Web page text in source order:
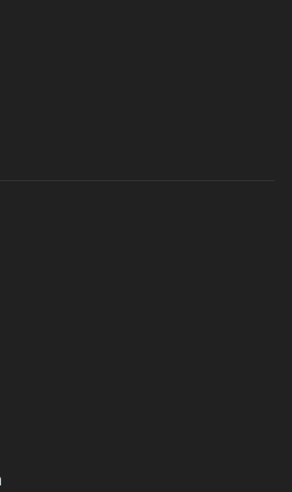
Observatory
wordt algemeen
platform voor
uitwisseling in de vloot- en
gericht op delen van
met het begrijpen van
ondersteunt hen verder bij
hoeveelheid aan
Mobility Observatory
rapport.